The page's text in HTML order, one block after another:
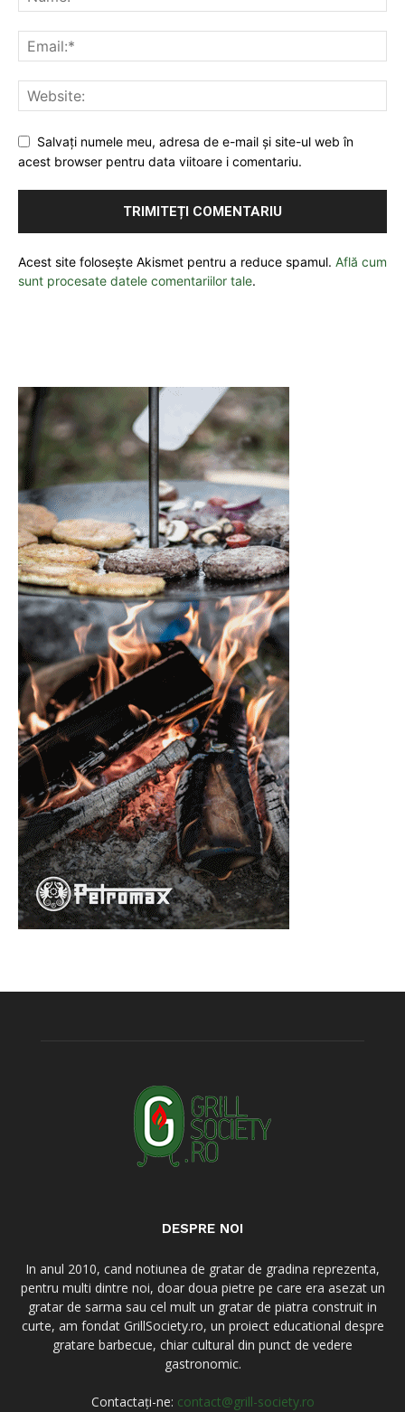
Salvați numele meu, adresa de e-mail și site-ul web în
acest browser pentru data viitoare i comentariu.
Acest site folosește Akismet pentru a reduce spamul. Află cum
sunt procesate datele comentariilor tale.
DESPRE NOI
In anul 2010, cand notiunea de gratar de gradina reprezenta,
pentru multi dintre noi, doar doua pietre pe care era asezat un
gratar de sarma sau cel mult un gratar de piatra construit in
curte, am fondat GrillSociety.ro, un proiect educational despre
gratare barbecue, chiar cultural din punct de vedere
gastronomic.
Contactați-ne: contact@grill-society.ro